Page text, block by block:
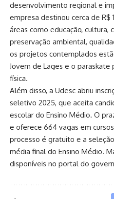
desenvolvimento regional e
empresa destinou cerca de R$
áreas como educação, cultura,
preservação ambiental,
os projetos contemplados
Jovem de Lages e o paraskate
física.
Além disso, a Udesc abriu
seletivo 2025, que aceita
escolar do Ensino Médio. O
e oferece 664 vagas em
processo é gratuito e a
média final do Ensino Médio.
disponíveis no portal do